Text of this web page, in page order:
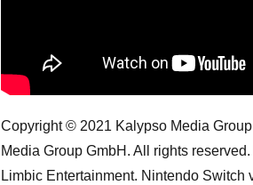
Copyright © 2021 Kalypso Media
Media Group GmbH. All rights
Limbic Entertainment. Nintendo Switch